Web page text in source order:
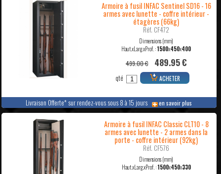
Livraison Offerte* sur rendez-vous sous 8 à 15 jours en savoir plus
Armoire à fusil INFAC Sentinel SD16 - 16
armes avec lunette - coffre intérieur -
étagères (66kg)
Réf. CF472
Dimensions (mm)
Haut.xLarg.xProf. :1500x450x400
499.00 € 489.95 €
qté ACHETER
Armoire à fusil INFAC Classic CLT10 - 8
armes avec lunette - 2 armes dans la
porte - coffre intérieur (92kg)
Réf. CF576
Dimensions (mm)
Haut.xLarg.xProf. :1500x450x330